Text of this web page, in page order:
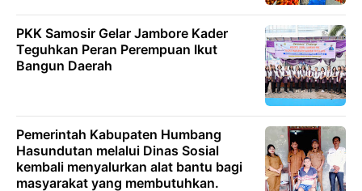
PKK Samosir Gelar Jambore Kader
Teguhkan Peran Perempuan Ikut
Bangun Daerah
Pemerintah Kabupaten Humbang
Hasundutan melalui Dinas Sosial
kembali menyalurkan alat bantu bagi
masyarakat yang membutuhkan.